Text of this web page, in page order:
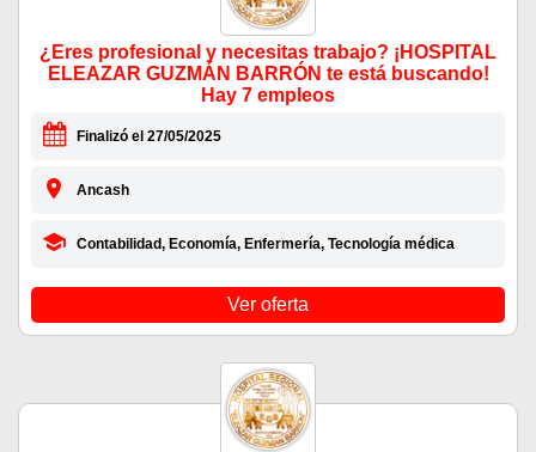
¿Eres profesional y necesitas trabajo? ¡HOSPITAL
ELEAZAR GUZMÁN BARRÓN te está buscando!
Hay 7 empleos
Finalizó el 27/05/2025
Ancash
Contabilidad, Economía, Enfermería, Tecnología médica
Ver oferta